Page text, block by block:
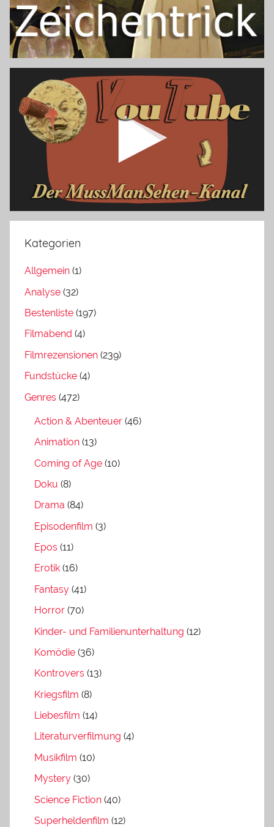
Kategorien
Allgemein (1)
Analyse (32)
Bestenliste (197)
Filmabend (4)
Filmrezensionen (239)
Fundstücke (4)
Genres (472)
Action & Abenteuer (46)
Animation (13)
Coming of Age (10)
Doku (8)
Drama (84)
Episodenfilm (3)
Epos (11)
Erotik (16)
Fantasy (41)
Horror (70)
Kinder- und Familienunterhaltung (12)
Komödie (36)
Kontrovers (13)
Kriegsfilm (8)
Liebesfilm (14)
Literaturverfilmung (4)
Musikfilm (10)
Mystery (30)
Science Fiction (40)
Superheldenfilm (12)